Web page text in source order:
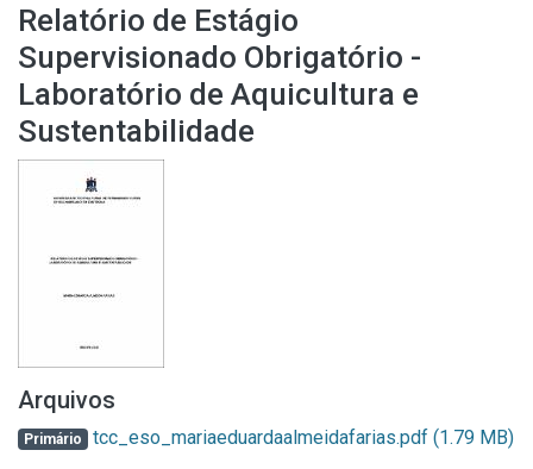
Relatório de Estágio
Supervisionado Obrigatório -
Laboratório de Aquicultura e
Sustentabilidade
Arquivos
Primário tcc_eso_mariaeduardaalmeidafarias.pdf (1.79 MB)